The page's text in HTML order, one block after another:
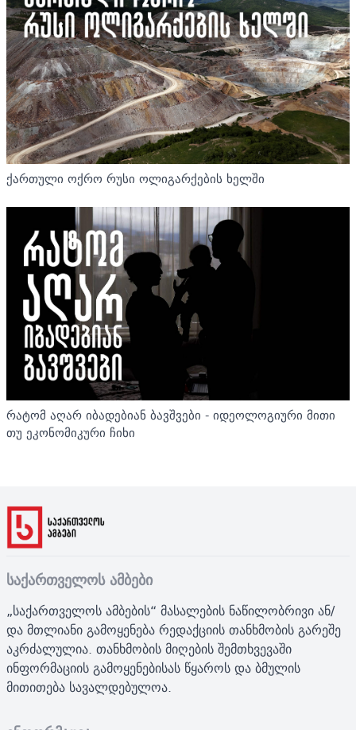
ქართული ოქრო რუსი ოლიგარქების ხელში
რატომ აღარ იბადებიან ბავშვები - იდეოლოგიური მითი
თუ ეკონომიკური ჩიხი
საქართველოს ამბები
„საქართველოს ამბების“ მასალების ნაწილობრივი ან/
და მთლიანი გამოყენება რედაქციის თანხმობის გარეშე
აკრძალულია. თანხმობის მიღების შემთხვევაში
ინფორმაციის გამოყენებისას წყაროს და ბმულის
მითითება სავალდებულოა.